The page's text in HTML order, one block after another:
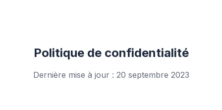
Politique de confidentialité
Dernière mise à jour : 20 septembre 2023